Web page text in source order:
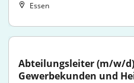
Essen
Abteilungsleiter (m/w/
Gewerbekunden und